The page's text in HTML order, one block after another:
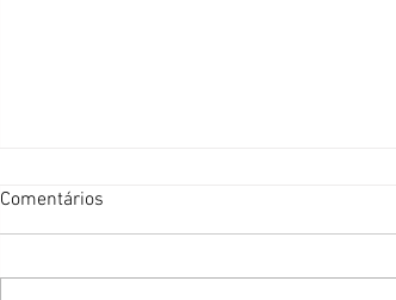
Comentários